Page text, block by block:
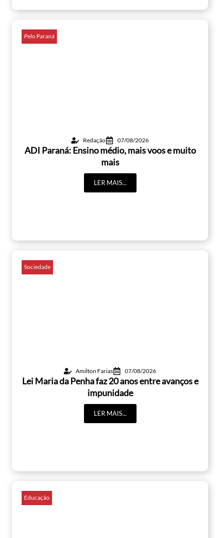
Pelo Paraná
Redação 07/08/2026
ADI Paraná: Ensino médio, mais voos e muito
mais
LER MAIS...
Sociedade
Amilton Farias 07/08/2026
Lei Maria da Penha faz 20 anos entre avanços e
impunidade
LER MAIS...
Educação